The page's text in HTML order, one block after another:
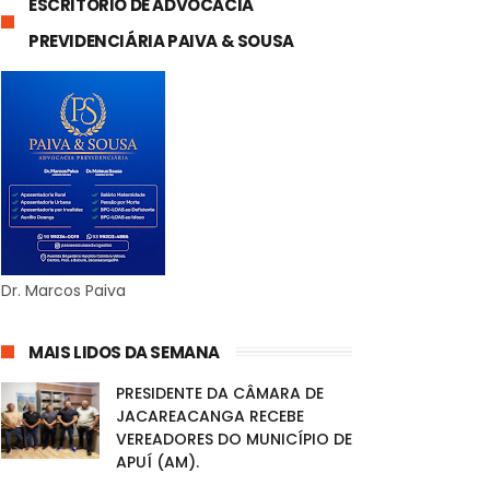
ESCRITÓRIO DE ADVOCACIA
PREVIDENCIÁRIA PAIVA & SOUSA
Dr. Marcos Paiva
MAIS LIDOS DA SEMANA
PRESIDENTE DA CÂMARA DE
JACAREACANGA RECEBE
VEREADORES DO MUNICÍPIO DE
APUÍ (AM).